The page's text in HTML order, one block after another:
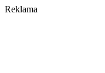
Reklama